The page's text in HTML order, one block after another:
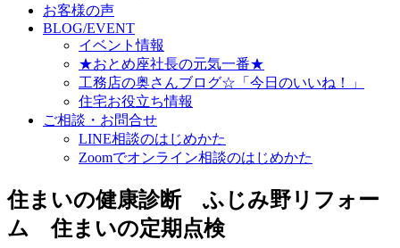
お客様の声
BLOG/EVENT
イベント情報
★おとめ座社長の元気一番★
工務店の奥さんブログ☆「今日のいいね！」
住宅お役立ち情報
ご相談・お問合せ
LINE相談のはじめかた
Zoomでオンライン相談のはじめかた
住まいの健康診断 ふじみ野リフォー
ム 住まいの定期点検